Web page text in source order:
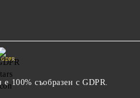
GDPR
100% съобразен с GDPR.